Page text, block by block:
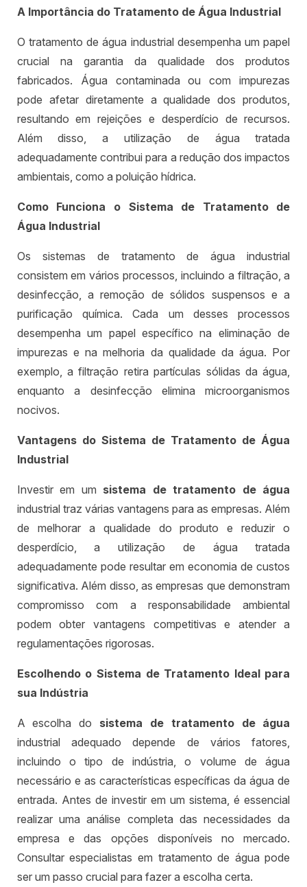
A Importância do Tratamento de Água Industrial
O tratamento de água industrial desempenha um papel
crucial na garantia da qualidade dos produtos
fabricados. Água contaminada ou com impurezas
pode afetar diretamente a qualidade dos produtos,
resultando em rejeições e desperdício de recursos.
Além disso, a utilização de água tratada
adequadamente contribui para a redução dos impactos
ambientais, como a poluição hídrica.
Como Funciona o Sistema de Tratamento de
Água Industrial
Os sistemas de tratamento de água industrial
consistem em vários processos, incluindo a filtração, a
desinfecção, a remoção de sólidos suspensos e a
purificação química. Cada um desses processos
desempenha um papel específico na eliminação de
impurezas e na melhoria da qualidade da água. Por
exemplo, a filtração retira partículas sólidas da água,
enquanto a desinfecção elimina microorganismos
nocivos.
Vantagens do Sistema de Tratamento de Água
Industrial
Investir em um sistema de tratamento de água
industrial traz várias vantagens para as empresas. Além
de melhorar a qualidade do produto e reduzir o
desperdício, a utilização de água tratada
adequadamente pode resultar em economia de custos
significativa. Além disso, as empresas que demonstram
compromisso com a responsabilidade ambiental
podem obter vantagens competitivas e atender a
regulamentações rigorosas.
Escolhendo o Sistema de Tratamento Ideal para
sua Indústria
A escolha do sistema de tratamento de água
industrial adequado depende de vários fatores,
incluindo o tipo de indústria, o volume de água
necessário e as características específicas da água de
entrada. Antes de investir em um sistema, é essencial
realizar uma análise completa das necessidades da
empresa e das opções disponíveis no mercado.
Consultar especialistas em tratamento de água pode
ser um passo crucial para fazer a escolha certa.